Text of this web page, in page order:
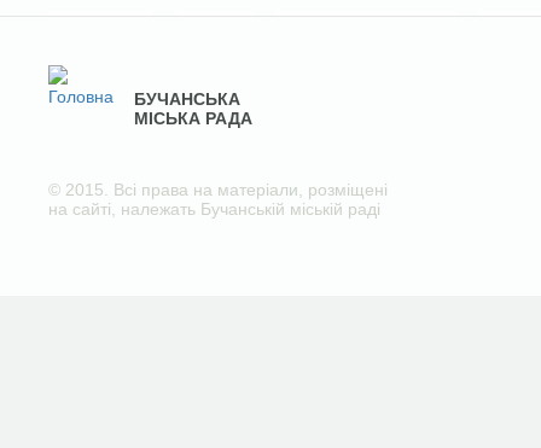
БУЧАНСЬКА
МІСЬКА РАДА
© 2015. Всі права на матеріали, розміщені
на сайті, належать Бучанській міській раді